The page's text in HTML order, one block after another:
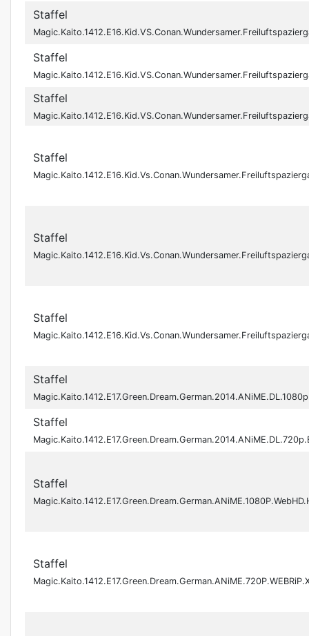
Staffel
Staffel
Staffel
Staffel
Staffel
Staffel
Staffel
Staffel
Staffel
Staffel